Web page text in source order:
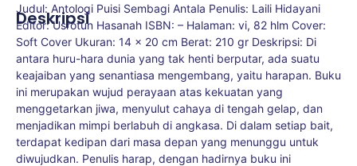
Deskripsi
Judul: Antologi Puisi Sembagi Antala Penulis: Laili Hidayani
Editor: Usrotun Hasanah ISBN: – Halaman: vi, 82 hlm Cover:
Soft Cover Ukuran: 14 x 20 cm Berat: 210 gr Deskripsi: Di
antara huru-hara dunia yang tak henti berputar, ada suatu
keajaiban yang senantiasa mengembang, yaitu harapan. Buku
ini merupakan wujud perayaan atas kekuatan yang
menggetarkan jiwa, menyulut cahaya di tengah gelap, dan
menjadikan mimpi berlabuh di angkasa. Di dalam setiap bait,
terdapat kedipan dari masa depan yang menunggu untuk
diwujudkan. Penulis harap, dengan hadirnya buku ini